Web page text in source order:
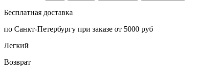
Бесплатная доставка
по Санкт-Петербургу при заказе от 5000 руб
Легкий
Возврат